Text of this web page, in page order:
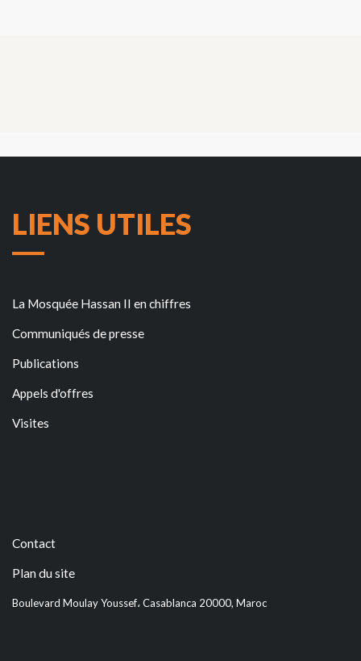
LIENS UTILES
La Mosquée Hassan II en chiffres
Communiqués de presse
Publications
Appels d'offres
Visites
Contact
Plan du site
Boulevard Moulay Youssef، Casablanca 20000, Maroc